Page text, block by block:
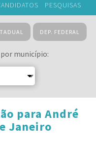
PESQUISAS
DEP. FEDERAL
município:
para André
Janeiro